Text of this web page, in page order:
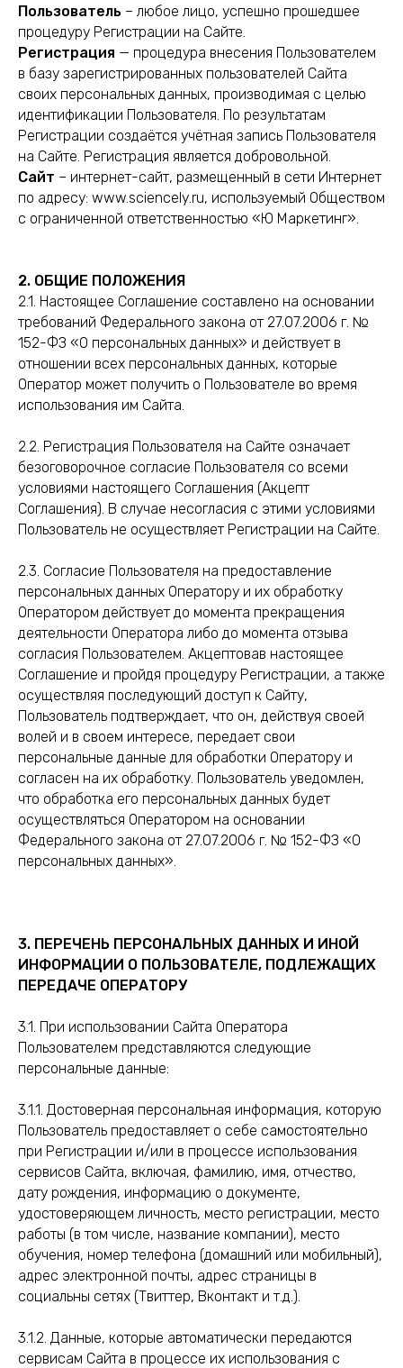
Пользователь – любое лицо, успешно прошедшее
процедуру Регистрации на Сайте.
Регистрация — процедура внесения Пользователем
в базу зарегистрированных пользователей Сайта
своих персональных данных, производимая с целью
идентификации Пользователя. По результатам
Регистрации создаётся учётная запись Пользователя
на Сайте. Регистрация является добровольной.
Сайт – интернет-сайт, размещенный в сети Интернет
по адресу: www.sciencely.ru, используемый Обществом
с ограниченной ответственностью «Ю Маркетинг».
2. ОБЩИЕ ПОЛОЖЕНИЯ
2.1. Настоящее Соглашение составлено на основании
требований Федерального закона от 27.07.2006 г. №
152-ФЗ «О персональных данных» и действует в
отношении всех персональных данных, которые
Оператор может получить о Пользователе во время
использования им Сайта.
2.2. Регистрация Пользователя на Сайте означает
безоговорочное согласие Пользователя со всеми
условиями настоящего Соглашения (Акцепт
Соглашения). В случае несогласия с этими условиями
Пользователь не осуществляет Регистрации на Сайте.
2.3. Согласие Пользователя на предоставление
персональных данных Оператору и их обработку
Оператором действует до момента прекращения
деятельности Оператора либо до момента отзыва
согласия Пользователем. Акцептовав настоящее
Соглашение и пройдя процедуру Регистрации, а также
осуществляя последующий доступ к Сайту,
Пользователь подтверждает, что он, действуя своей
волей и в своем интересе, передает свои
персональные данные для обработки Оператору и
согласен на их обработку. Пользователь уведомлен,
что обработка его персональных данных будет
осуществляться Оператором на основании
Федерального закона от 27.07.2006 г. № 152-ФЗ «О
персональных данных».
3. ПЕРЕЧЕНЬ ПЕРСОНАЛЬНЫХ ДАННЫХ И ИНОЙ
ИНФОРМАЦИИ О ПОЛЬЗОВАТЕЛЕ, ПОДЛЕЖАЩИХ
ПЕРЕДАЧЕ ОПЕРАТОРУ
3.1. При использовании Сайта Оператора
Пользователем представляются следующие
персональные данные:
3.1.1. Достоверная персональная информация, которую
Пользователь предоставляет о себе самостоятельно
при Регистрации и/или в процессе использования
сервисов Сайта, включая, фамилию, имя, отчество,
дату рождения, информацию о документе,
удостоверяющем личность, место регистрации, место
работы (в том числе, название компании), место
обучения, номер телефона (домашний или мобильный),
адрес электронной почты, адрес страницы в
социальны сетях (Твиттер, Вконтакт и т.д.).
3.1.2. Данные, которые автоматически передаются
сервисам Сайта в процессе их использования с